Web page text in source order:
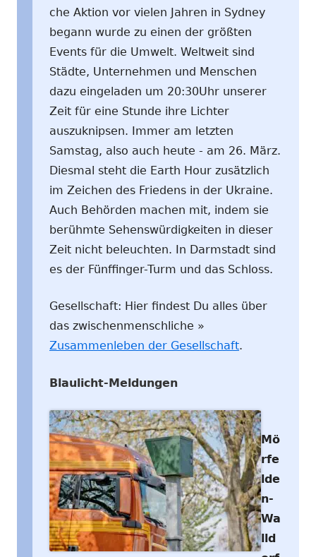
che Aktion vor vielen Jahren in Sydney
begann wurde zu einen der größten
Events für die Umwelt. Weltweit sind
Städte, Unternehmen und Menschen
dazu eingeladen um 20:30Uhr unserer
Zeit für eine Stunde ihre Lichter
auszuknipsen. Immer am letzten
Samstag, also auch heute - am 26. März.
Diesmal steht die Earth Hour zusätzlich
im Zeichen des Friedens in der Ukraine.
Auch Behörden machen mit, indem sie
berühmte Sehenswürdigkeiten in dieser
Zeit nicht beleuchten. In Darmstadt sind
es der Fünffinger-Turm und das Schloss.
Gesellschaft: Hier findest Du alles über
das zwischenmenschliche »
Zusammenleben der Gesellschaft.
Blaulicht-Meldungen
Mö
rfe
lde
n-
Wa
lld